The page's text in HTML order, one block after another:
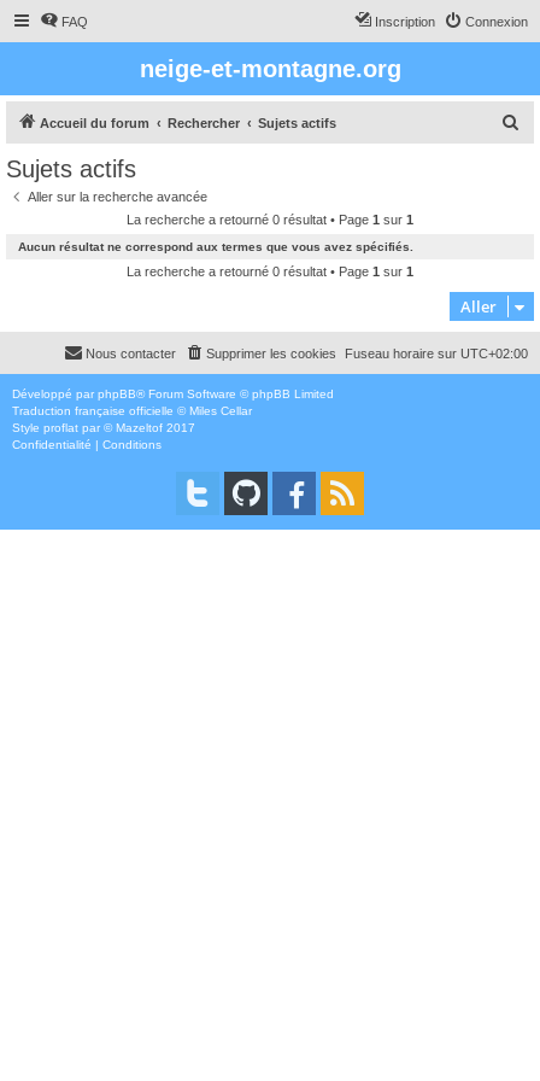
FAQ Connexion
Inscription
neige-et-montagne.org
Accueil du forum Rechercher Sujets actifs
c
h
e
Sujets actifs
Aller sur la recherche avancée
La recherche a retourné 0 résultat • Page 1 sur 1
Aucun résultat ne correspond aux termes que vous avez spécifiés.
La recherche a retourné 0 résultat • Page 1 sur 1
Aller
Fuseau horaire sur UTC+02:00
Supprimer les cookies
Nous contacter
Développé par phpBB® Forum Software © phpBB Limited
Traduction française officielle ©Miles Cellar
Style proflat par ©Mazeltof 2017
Confidentialité | Conditions